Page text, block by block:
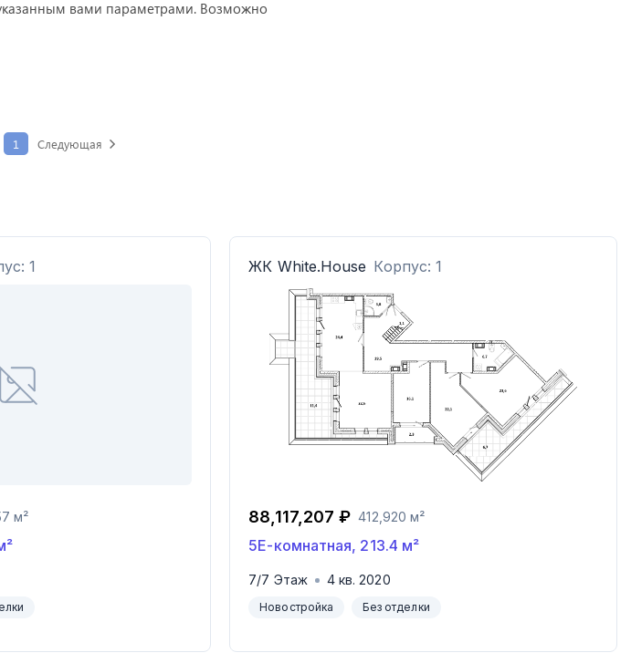
вами параметрами. Возможно
1 Следующая
1
м²
ЖК White.House Корпус: 1
88,117,207 ₽ 412,920 м²
5Е-комнатная, 213.4 м²
7/7 Этаж 4кв.2020
Новостройка Без отделки